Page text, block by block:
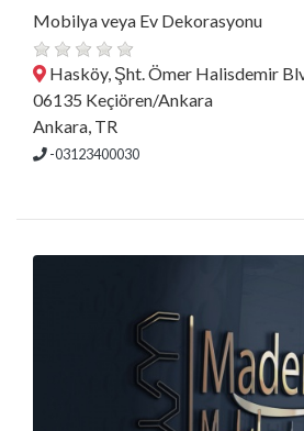
Mobilya veya Ev Dekorasyonu
Hasköy, Şht. Ömer Halisdemir
06135 Keçiören/Ankara
Ankara, TR
-03123400030